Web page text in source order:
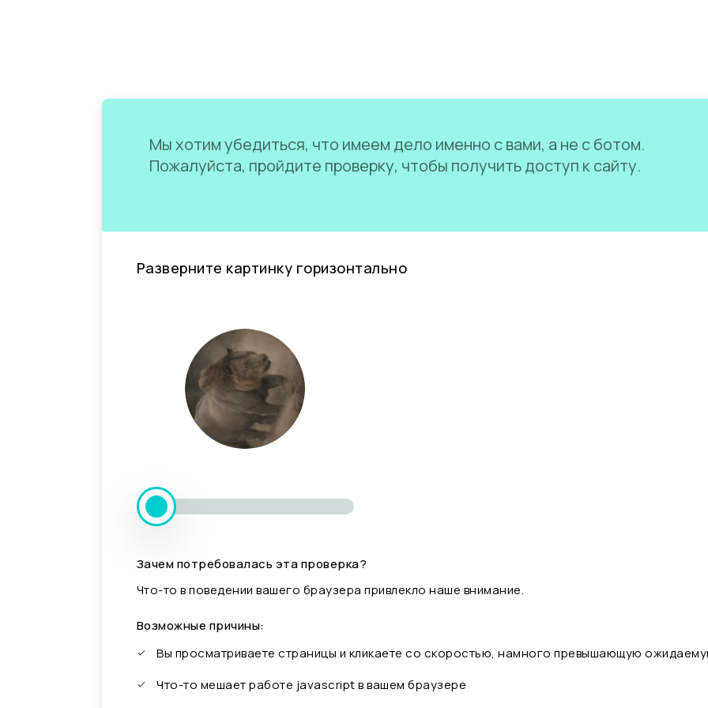
Мы хотим убедиться, что имеем дело именно с вами, а не с ботом.
Пожалуйста, пройдите проверку, чтобы получить доступ к сайту.
Разверните картинку горизонтально
Зачем потребовалась эта проверка?
Что-то в поведении вашего браузера привлекло наше внимание.
Возможные причины:
Вы просматриваете страницы и кликаете со скоростью, намного превышающую
Что-то мешает работе javascript в вашем браузере